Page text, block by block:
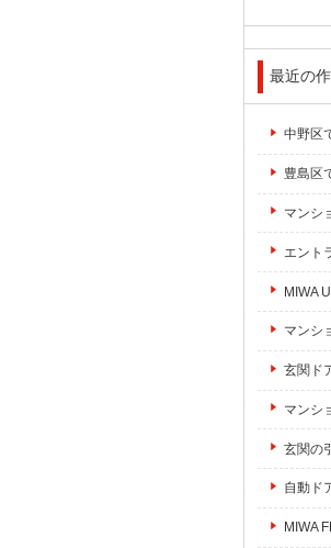
最近の
中野区
豊島区
マンシ
エント
MIWA
マンシ
玄関ド
マンシ
玄関の
自動ド
MIWA